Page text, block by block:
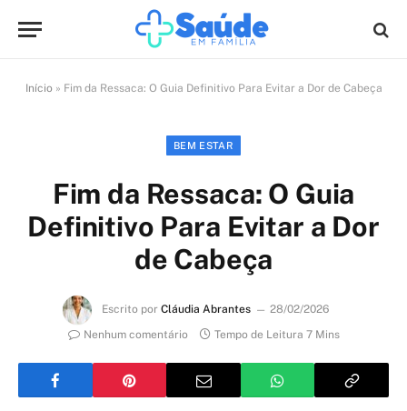
Início » Fim da Ressaca: O Guia Definitivo Para Evitar a Dor de Cabeça
BEM ESTAR
Fim da Ressaca: O Guia
Definitivo Para Evitar a Dor
de Cabeça
Escrito por Cláudia Abrantes
28/02/2026
Nenhum comentário
Tempo de Leitura 7 Mins